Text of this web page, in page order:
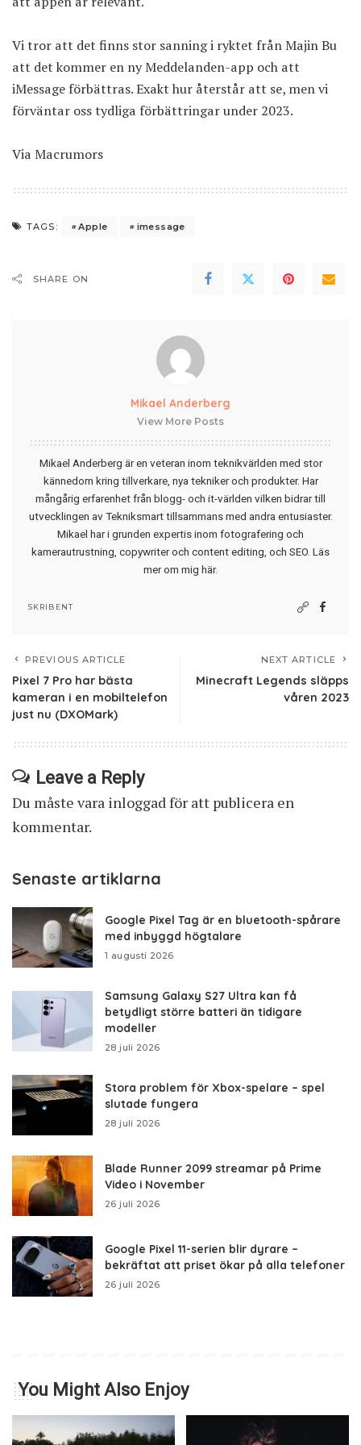
Vi tror att det finns stor sanning i ryktet från Majin Bu
att det kommer en ny Meddelanden-app och att
iMessage förbättras. Exakt hur återstår att se, men vi
förväntar oss tydliga förbättringar under 2023.
Via Macrumors
TAGS: Apple imessage
SHARE ON
Mikael Anderberg
View More Posts
Mikael Anderberg är en veteran inom teknikvärlden med stor
kännedom kring tillverkare, nya tekniker och produkter. Har
mångårig erfarenhet från blogg- och it-världen vilken bidrar till
utvecklingen av Tekniksmart tillsammans med andra entusiaster.
Mikael har i grunden expertis inom fotografering och
kamerautrustning, copywriter och content editing, och SEO. Läs
mer om mig här.
SKRIBENT
PREVIOUS ARTICLE
Pixel 7 Pro har bästa
kameran i en mobiltelefon
just nu (DXOMark)
NEXT ARTICLE
Minecraft Legends släpps
våren 2023
Leave a Reply
Du måste vara inloggadför att publicera en
kommentar.
Senaste artiklarna
Google Pixel Tag är en bluetooth-spårare
med inbyggd högtalare
1 augusti 2026
Samsung Galaxy S27 Ultra kan få
betydligt större batteri än tidigare
modeller
28 juli 2026
Stora problem för Xbox-spelare – spel
slutade fungera
28 juli 2026
Blade Runner 2099 streamar på Prime
Video i November
26 juli 2026
Google Pixel 11-serien blir dyrare –
bekräftat att priset ökar på alla telefoner
26 juli 2026
You Might Also Enjoy